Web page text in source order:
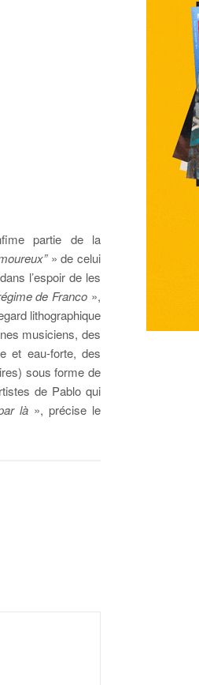
partie de la
» de celui
l’espoir de les
de Franco »,
lithographique
musiciens, des
et eau-forte, des
sous forme de
de Pablo qui
là », précise le